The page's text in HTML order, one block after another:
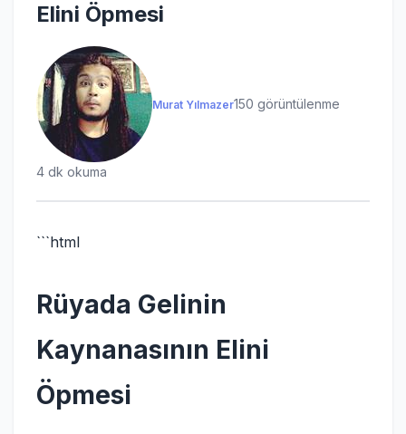
Elini Öpmesi
Murat Yılmazer150 görüntülenme
4 dk okuma
```html
Rüyada Gelinin
Kaynanasının Elini
Öpmesi